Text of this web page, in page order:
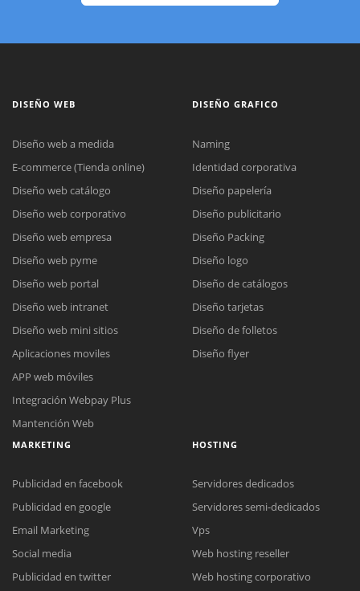
DISEÑO WEB
Diseño web a medida
E-commerce (Tienda online)
Diseño web catálogo
Diseño web corporativo
Diseño web empresa
Diseño web pyme
Diseño web portal
Diseño web intranet
Diseño web mini sitios
Aplicaciones moviles
APP web móviles
Integración Webpay Plus
Mantención Web
DISEÑO GRAFICO
Naming
Identidad corporativa
Diseño papelería
Diseño publicitario
Diseño Packing
Diseño logo
Diseño de catálogos
Diseño tarjetas
Diseño de folletos
Diseño flyer
MARKETING
Publicidad en facebook
Publicidad en google
Email Marketing
Social media
Publicidad en twitter
HOSTING
Servidores dedicados
Servidores semi-dedicados
Vps
Web hosting reseller
Web hosting corporativo